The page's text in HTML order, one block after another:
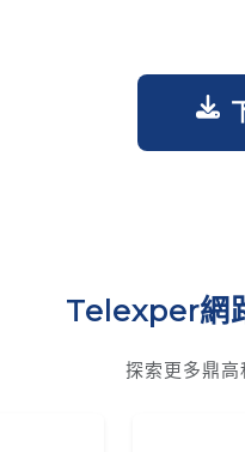
Telexper網
探索更多鼎